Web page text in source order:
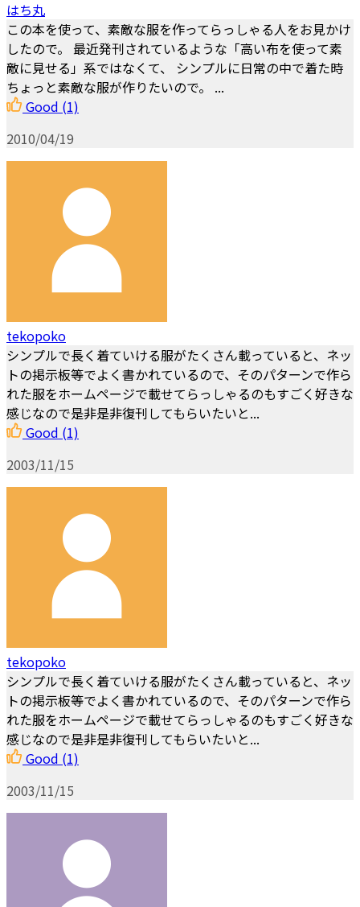
はち丸
この本を使って、素敵な服を作ってらっしゃる人をお見かけ
したので。 最近発刊されているような「高い布を使って素
敵に見せる」系ではなくて、 シンプルに日常の中で着た時
ちょっと素敵な服が作りたいので。 ...
Good (1)
2010/04/19
tekopoko
シンプルで長く着ていける服がたくさん載っていると、ネッ
トの掲示板等でよく書かれているので、そのパターンで作ら
れた服をホームページで載せてらっしゃるのもすごく好きな
感じなので是非是非復刊してもらいたいと...
Good (1)
2003/11/15
tekopoko
シンプルで長く着ていける服がたくさん載っていると、ネッ
トの掲示板等でよく書かれているので、そのパターンで作ら
れた服をホームページで載せてらっしゃるのもすごく好きな
感じなので是非是非復刊してもらいたいと...
Good (1)
2003/11/15